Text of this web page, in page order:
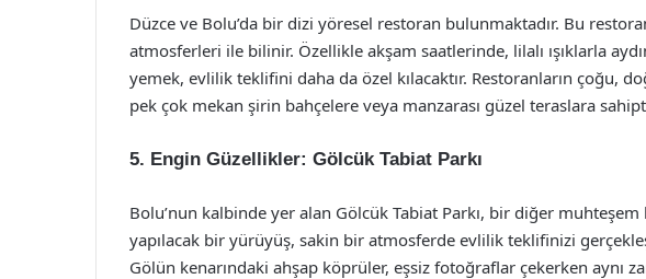
Düzce ve Bolu’da bir dizi yöresel restoran bulunmaktadır. Bu
atmosferleri ile bilinir. Özellikle akşam saatlerinde, lilalı ışıklarla
yemek, evlilik teklifini daha da özel kılacaktır. Restoranların çoğu,
pek çok mekan şirin bahçelere veya manzarası güzel teraslara
5. Engin Güzellikler: Gölcük Tabiat Parkı
Bolu’nun kalbinde yer alan Gölcük Tabiat Parkı, bir diğer muhteşem
yapılacak bir yürüyüş, sakin bir atmosferde evlilik teklifinizi
Gölün kenarındaki ahşap köprüler, eşsiz fotoğraflar çekerken aynı